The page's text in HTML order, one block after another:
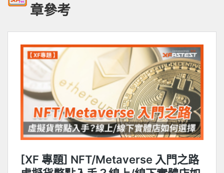
章參考